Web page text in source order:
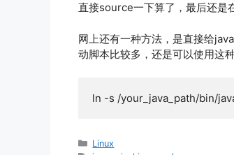
直接source一下算了，最后还是
网上还有一种方法，是直接给
动脚本比较多，还是可以使用这
ln -s /your_java_path/bin/
分
Linux